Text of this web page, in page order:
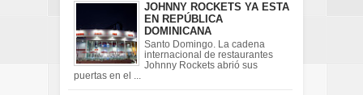
JOHNNY ROCKETS YA ESTA
EN REPÚBLICA
DOMINICANA
Santo Domingo. La cadena
internacional de restaurantes
Johnny Rockets abrió sus
puertas en el ...